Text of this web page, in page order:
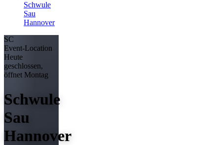
Schwule
Sau
Hannover
SC
Event-Location
Heute
geschlossen,
öffnet Montag
Schwule
Sau
Hannover